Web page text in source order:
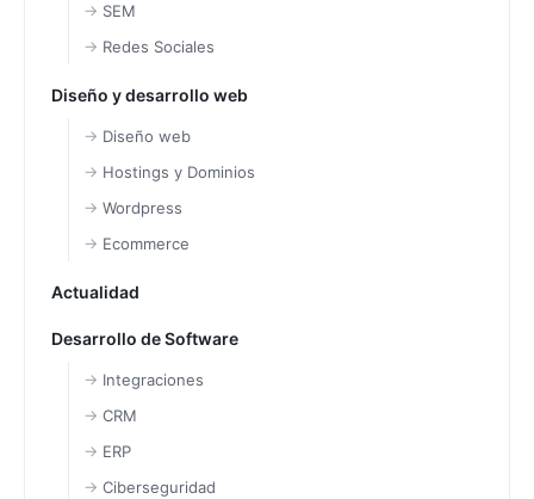
SEM
Redes Sociales
Diseño y desarrollo web
Diseño web
Hostings y Dominios
Wordpress
Ecommerce
Actualidad
Desarrollo de Software
Integraciones
CRM
ERP
Ciberseguridad